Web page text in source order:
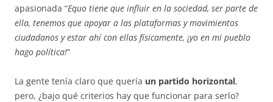
apasionada “Equo tiene que influir en la sociedad, ser parte de
ella, tenemos que apoyar a las plataformas y movimientos
ciudadanos y estar ahí con ellas físicamente, ¡yo en mi pueblo
hago política!”
La gente tenía claro que quería un partido horizontal,
pero, ¿bajo qué criterios hay que funcionar para serlo?